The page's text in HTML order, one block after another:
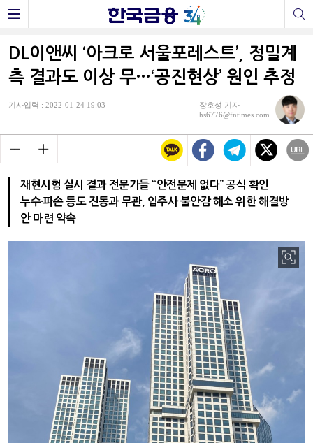
DL이앤씨 ‘아크로 서울포레스트’, 정밀계
측 결과도 이상 무…‘공진현상’ 원인 추정
기사입력 : 2022-01-24 19:03
장호성 기자
hs6776@fntimes.com
재현시험 실시 결과 전문가들 “안전문제 없다” 공식 확인
누수·파손 등도 진동과 무관, 입주사 불안감 해소 위한 해결방
안 마련 약속